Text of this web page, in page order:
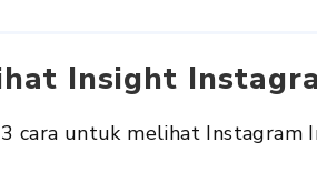
Insight
cara untuk melihat Instagram